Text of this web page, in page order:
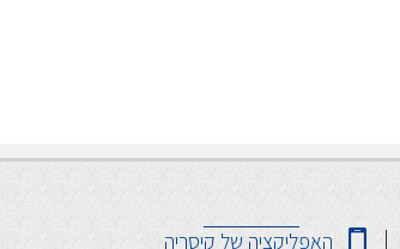
האפליקציה של קיסריה